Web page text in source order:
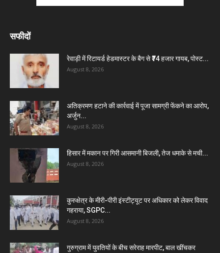
सफीदों
रेवाड़ी में रिटायर्ड हेडमास्टर के बैग से ₹74 हजार गायब, पोस्ट...
August 8, 2026
अतिक्रमण हटाने की कार्रवाई में पूजा सामग्री फेंकने का आरोप,
अर्जुन...
August 8, 2026
हिसार में मकान पर गिरी आसमानी बिजली, तेज धमाके से मची...
August 8, 2026
कुरुक्षेत्र के मीरी-पीरी इंस्टीट्यूट पर अधिकार को लेकर विवाद
गहराया, SGPC...
August 8, 2026
गुरुग्राम में युवतियों के बीच सरेराह मारपीट, बाल खींचकर